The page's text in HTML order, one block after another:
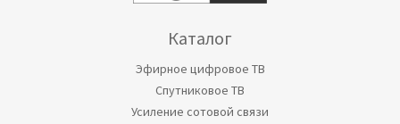
Каталог
Эфирное цифровое ТВ
Спутниковое ТВ
Усиление сотовой связи